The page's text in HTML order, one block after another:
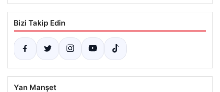
Bizi Takip Edin
Yan Manşet